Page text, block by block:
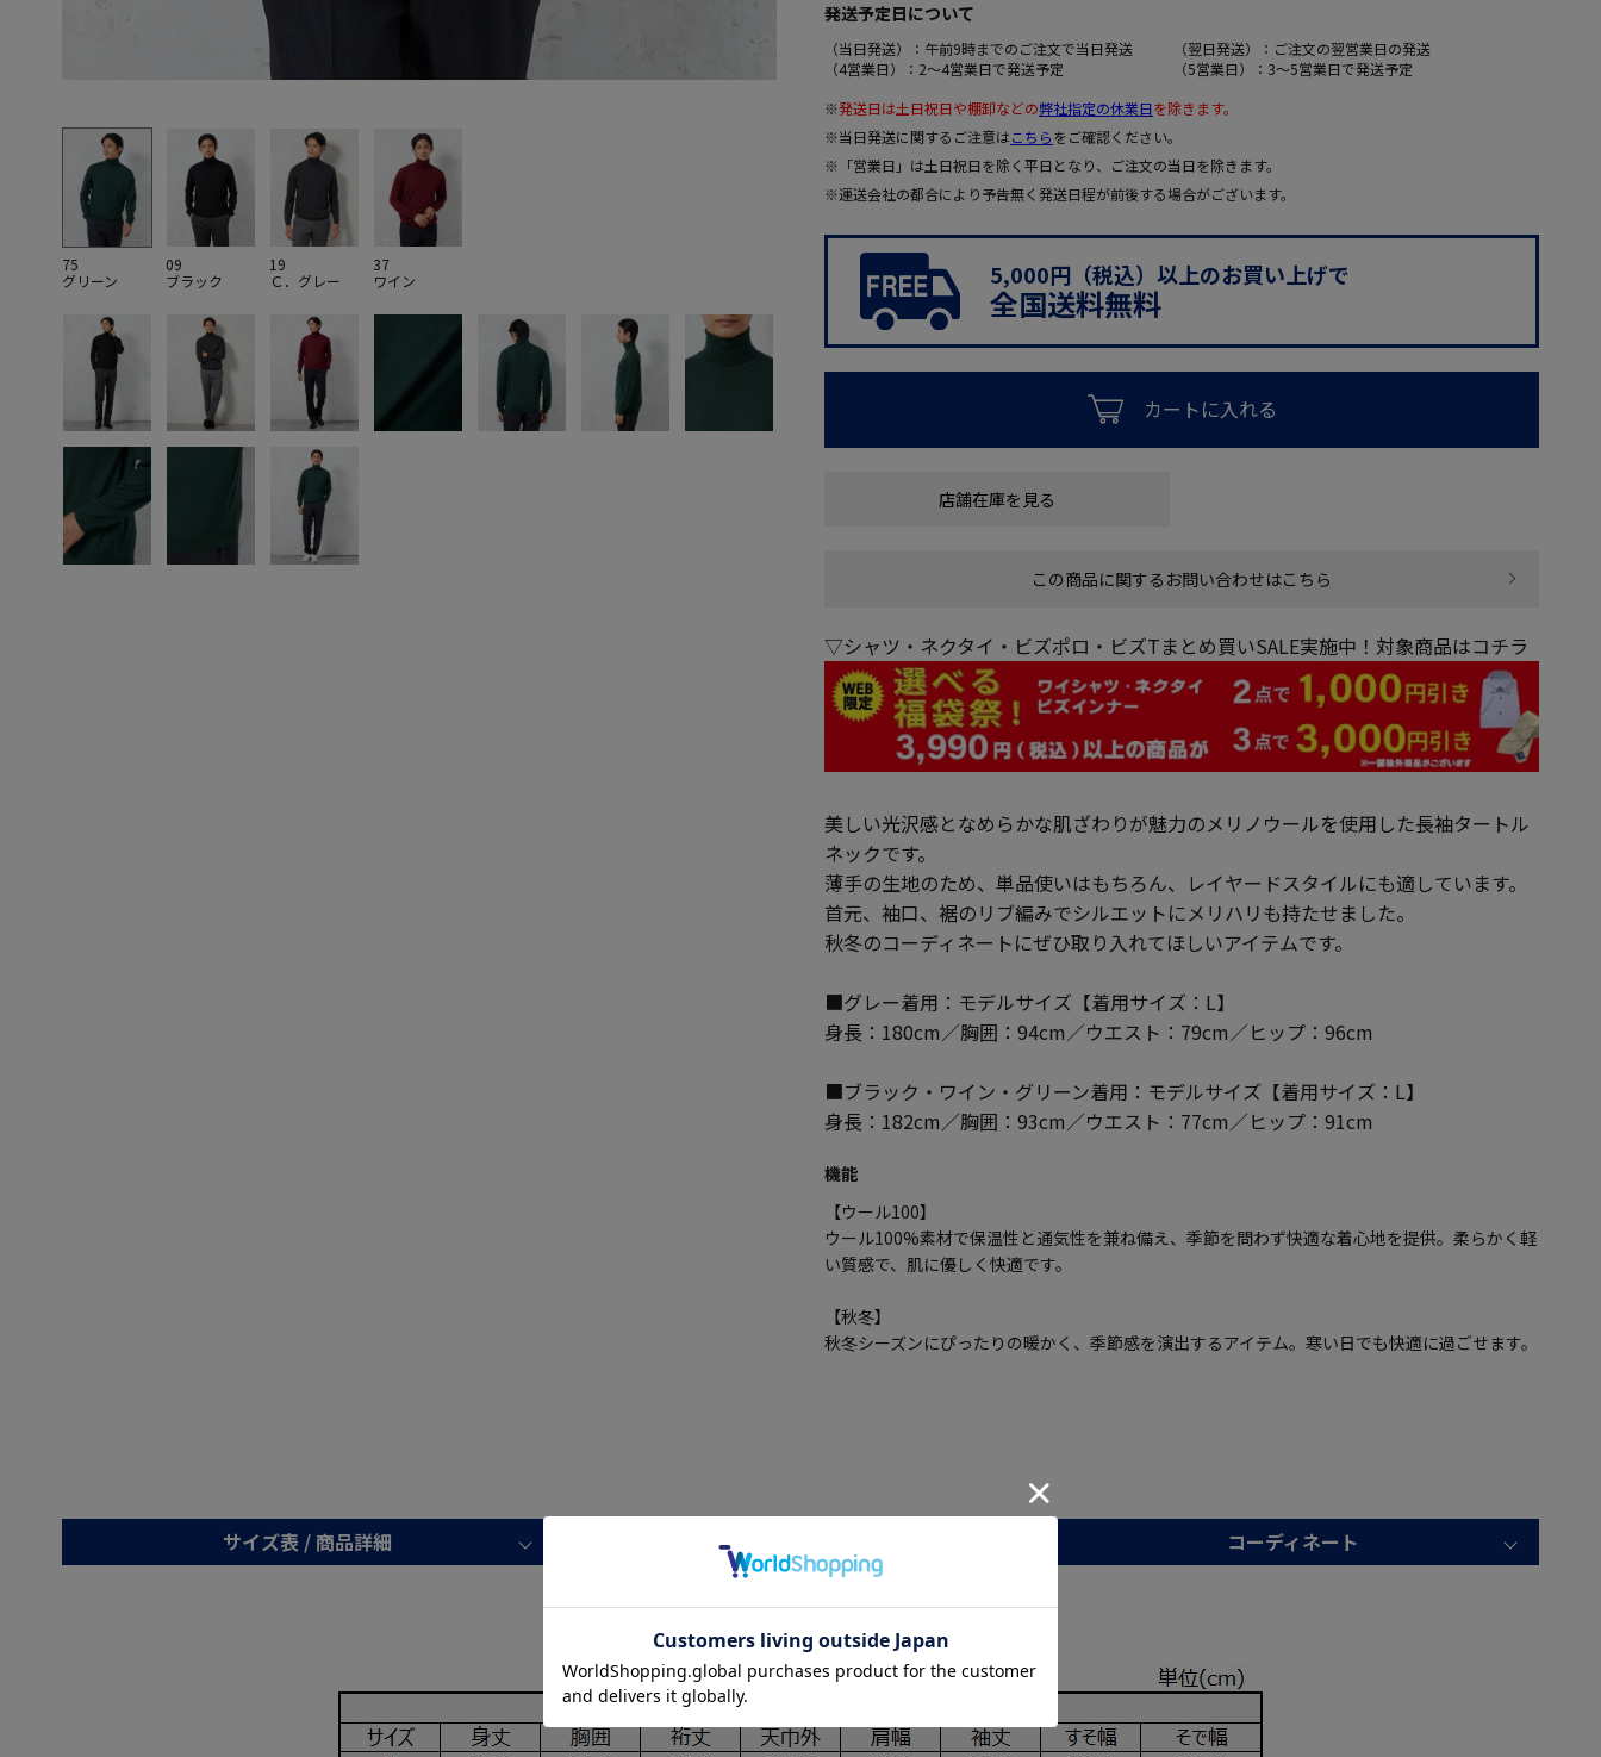
75
グリーン
09
ブラック
19
Ｃ．グレー
37
ワイン
発送予定日について
（当日発送）：午前9時までのご注文で当日発送
（翌日発送）：ご注文の翌営業日の発送
（4営業日）：2～4営業日で発送予定
（5営業日）：3～5営業日で発送予定
※発送日は土日祝日や棚卸などの弊社指定の休業日を除きます。
※当日発送に関するご注意はこちらをご確認ください。
※「営業日」は土日祝日を除く平日となり、ご注文の当日を除きます。
※運送会社の都合により予告無く発送日程が前後する場合がございます。
5,000円（税込）以上のお買い上げで
全国送料無料
カートに入れる
店舗在庫を見る
この商品に関するお問い合わせはこちら
▽シャツ・ネクタイ・ビズポロ・ビズTまとめ買いSALE実施中！対象商品はコチラ
美しい光沢感となめらかな肌ざわりが魅力のメリノウールを使用した長袖タートル
ネックです。
薄手の生地のため、単品使いはもちろん、レイヤードスタイルにも適しています。
首元、袖口、裾のリブ編みでシルエットにメリハリも持たせました。
秋冬のコーディネートにぜひ取り入れてほしいアイテムです。
■グレー着用：モデルサイズ【着用サイズ：L】
身長：180cm／胸囲：94cm／ウエスト：79cm／ヒップ：96cm
■ブラック・ワイン・グリーン着用：モデルサイズ【着用サイズ：L】
身長：182cm／胸囲：93cm／ウエスト：77cm／ヒップ：91cm
機能
【ウール100】
ウール100%素材で保温性と通気性を兼ね備え、季節を問わず快適な着心地を提供。柔らかく軽
い質感で、肌に優しく快適です。
【秋冬】
秋冬シーズンにぴったりの暖かく、季節感を演出するアイテム。寒い日でも快適に過ごせます。
サイズ表 / 商品詳細 コーディネート